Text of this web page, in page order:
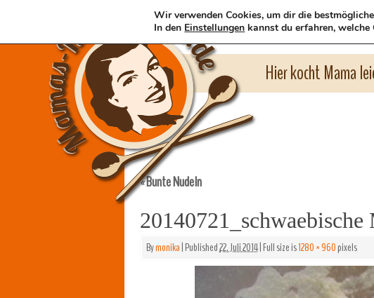
Hier kocht Mama
«Bunte Nudeln
Bymonika|Published22. Juli 2014|Full size is1280 × 960pixels
Wir verwenden Cookies, um dir die
In den Einstellungen kannst du erfahren,